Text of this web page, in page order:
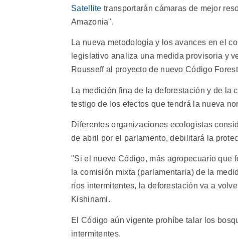
Satellite transportarán cámaras de mejor
Amazonia".
La nueva metodología y los avances en el
legislativo analiza una medida provisoria y
Rousseff al proyecto de nuevo Código
La medición fina de la deforestación y de la
testigo de los efectos que tendrá la nueva
Diferentes organizaciones ecologistas
de abril por el parlamento, debilitará la
"Si el nuevo Código, más agropecuario que
la comisión mixta (parlamentaria) de la
ríos intermitentes, la deforestación va a
Kishinami.
El Código aún vigente prohíbe talar los
intermitentes.